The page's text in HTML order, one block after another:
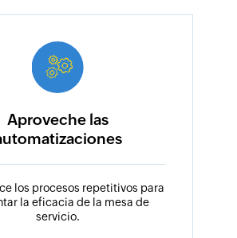
Aproveche las
los procesos repetitivos para
la eficacia de la mesa de
servicio.